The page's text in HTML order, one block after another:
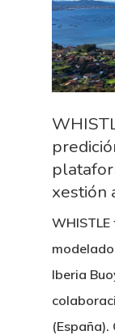
xestión
Iberia
(España).